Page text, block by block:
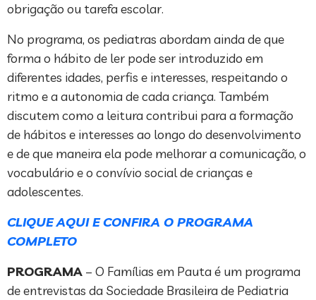
obrigação ou tarefa escolar.
No programa, os pediatras abordam ainda de que
forma o hábito de ler pode ser introduzido em
diferentes idades, perfis e interesses, respeitando o
ritmo e a autonomia de cada criança. Também
discutem como a leitura contribui para a formação
de hábitos e interesses ao longo do desenvolvimento
e de que maneira ela pode melhorar a comunicação, o
vocabulário e o convívio social de crianças e
adolescentes.
CLIQUE AQUI E CONFIRA O PROGRAMA
COMPLETO
PROGRAMA – O Famílias em Pauta é um programa
de entrevistas da Sociedade Brasileira de Pediatria